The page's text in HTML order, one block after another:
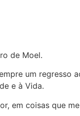
de Moel.
um regresso
e à Vida.
em coisas que